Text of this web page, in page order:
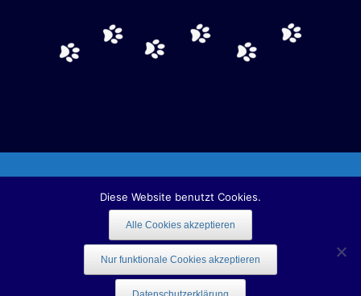
Diese Website benutzt Cookies.
Alle Cookies akzeptieren
Nur funktionale Cookies akzeptieren